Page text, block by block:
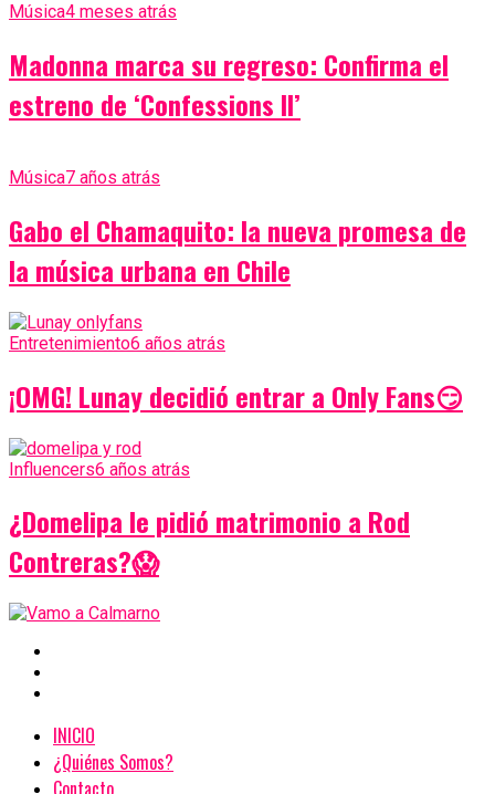
Música4 meses atrás
Madonna marca su regreso: Confirma el
estreno de ‘Confessions II’
Música7 años atrás
Gabo el Chamaquito: la nueva promesa de
la música urbana en Chile
Entretenimiento6 años atrás
¡OMG! Lunay decidió entrar a Only Fans😏
Influencers6 años atrás
¿Domelipa le pidió matrimonio a Rod
Contreras?😱
INICIO
¿Quiénes Somos?